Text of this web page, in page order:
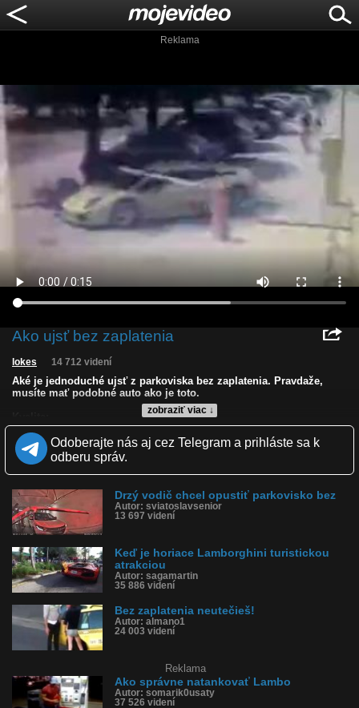
Reklama
Ako ujsť bez zaplatenia
zobraziť viac ↓
lokes 14 712 videní
Aké je jednoduché ujsť z parkoviska bez zaplatenia. Pravdaže,
musíte mať podobné auto ako je toto.
Zverejnené: 5.11.2008 11:53
Páči sa: 86% (7 hlasov)
Obľúbené: 7
Komentárov: 12
Kategória: auto-moto
Tagy: lambo, lamborghini, parkovisko, parkovať, rampa
História sledovanosti videa:
Odoberajte nás aj cez Telegram a prihláste sa k
odberu správ.
Drzý vodič chcel opustiť parkovisko bez
Autor: sviatoslavsenior
13 697 videní
Keď je horiace Lamborghini turistickou
atrakciou
Autor: sagamartin
35 886 videní
Bez zaplatenia neutečieš!
Autor: almano1
24 003 videní
Reklama
Ako správne natankovať Lambo
Autor: somarik0usaty
37 526 videní